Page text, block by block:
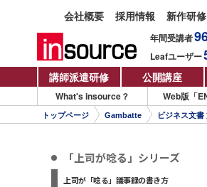
会社概要 採用情報 新作研修
年間受講者
Leafユーザー
講師派遣研修
公開講座
What's insource？ Web版「
トップページ Gambatte ビジネス文書
「上司が唸る」シリーズ
上司が「唸る」議事録の書き方